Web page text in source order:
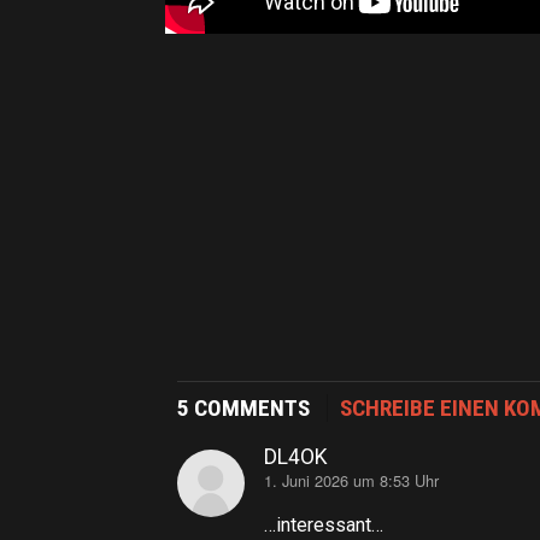
5 COMMENTS SCHREIBE EINEN
DL4OK
sagt:
1. Juni 2026 um 8:53 Uhr
…interessant…